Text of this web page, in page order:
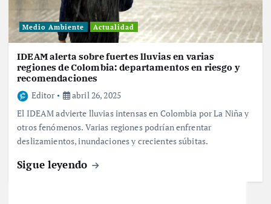
Medio Ambiente Actualidad
IDEAM alerta sobre fuertes lluvias en varias
regiones de Colombia: departamentos en riesgo y
recomendaciones
Editor
abril 26, 2025
El IDEAM advierte lluvias intensas en Colombia por La Niña y
otros fenómenos. Varias regiones podrían enfrentar
deslizamientos, inundaciones y crecientes súbitas.
Sigue leyendo